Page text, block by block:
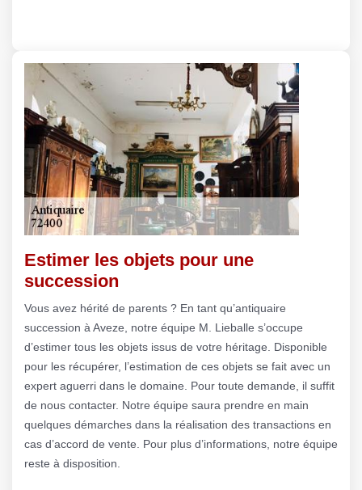
Estimer les objets pour une
succession
Vous avez hérité de parents ? En tant qu’antiquaire
succession à Aveze, notre équipe M. Lieballe s’occupe
d’estimer tous les objets issus de votre héritage. Disponible
pour les récupérer, l’estimation de ces objets se fait avec un
expert aguerri dans le domaine. Pour toute demande, il suffit
de nous contacter. Notre équipe saura prendre en main
quelques démarches dans la réalisation des transactions en
cas d’accord de vente. Pour plus d’informations, notre équipe
reste à disposition.